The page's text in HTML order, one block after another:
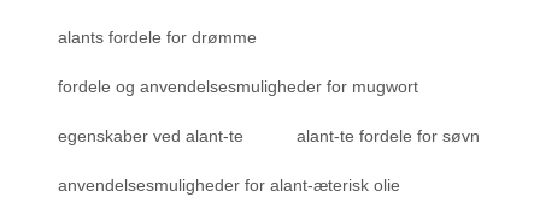
alants fordele for drømme
fordele og anvendelsesmuligheder for mugwort
egenskaber ved alant-te alant-te fordele for søvn
anvendelsesmuligheder for alant-æterisk olie